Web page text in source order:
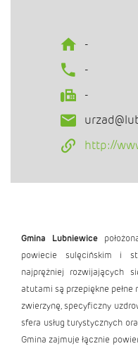
-
-
-
http://
Gmina Lubniewice
powiecie sulęcińskim i
najprężniej rozwijających
atutami są przepiękne pełne
zwierzynę, specyficzny
sfera usług turystycznych
Gmina zajmuje łącznie